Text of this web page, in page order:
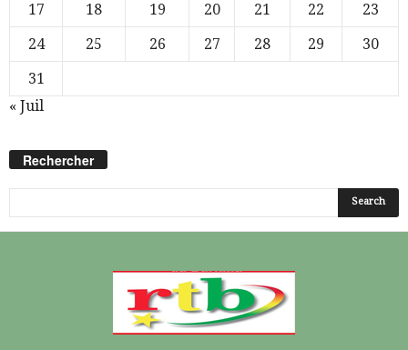
17
18 19 20 21 22
23
24
25 26 27 28 29
30
31
« Juil
Rechercher